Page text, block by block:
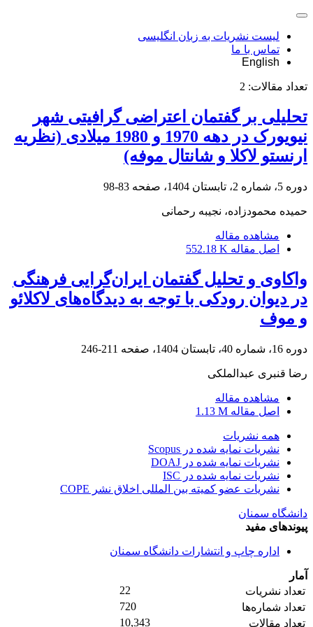
لیست نشریات به زبان انگلیسی
تماس با ما
English
تعداد مقالات: 2
تحلیلی بر گفتمان اعتراضی گرافیتی شهر
نیویورک در دهه 1970 و 1980 میلادی (نظریه
ارنستو لاکلا و شانتال موفه)
دوره 5، شماره 2، تابستان 1404، صفحه 83-98
حمیده محمودزاده، نجیبه رحمانی
مشاهده مقاله
اصل مقاله 552.18 K
واکاوی و تحلیل گفتمان ایران‌گرایی فرهنگی
در دیوان رودکی با توجه به دیدگاه‌های لاکلائو
و موف
دوره 16، شماره 40، تابستان 1404، صفحه 211-246
رضا قنبری عبدالملکی
مشاهده مقاله
اصل مقاله 1.13 M
همه نشریات
نشریات نمایه شده در Scopus
نشریات نمایه شده در DOAJ
نشریات نمایه شده در ISC
نشریات عضو کمیته بین المللی اخلاق نشر COPE
دانشگاه سمنان
پیوندهای مفید
اداره چاپ و انتشارات دانشگاه سمنان
آمار
تعداد نشریات
22
تعداد شماره‌ها
720
تعداد مقالات
10,343